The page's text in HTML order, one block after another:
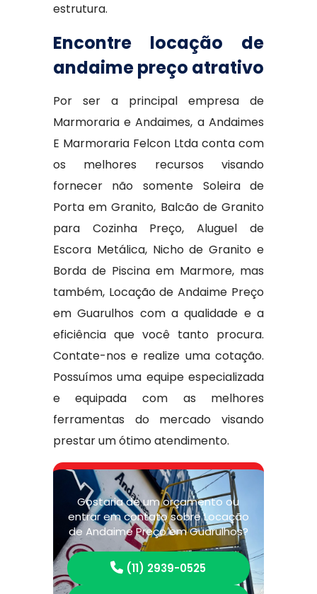
estrutura.
Encontre locação de
andaime preço atrativo
Por ser a principal empresa de
Marmoraria e Andaimes, a Andaimes
E Marmoraria Felcon Ltda conta com
os melhores recursos visando
fornecer não somente Soleira de
Porta em Granito, Balcão de Granito
para Cozinha Preço, Aluguel de
Escora Metálica, Nicho de Granito e
Borda de Piscina em Marmore, mas
também, Locação de Andaime Preço
em Guarulhos com a qualidade e a
eficiência que você tanto procura.
Contate-nos e realize uma cotação.
Possuímos uma equipe especializada
e equipada com as melhores
ferramentas do mercado visando
prestar um ótimo atendimento.
Gostaria de um orçamento ou
entrar em contato sobre Locação
de Andaime Preço em Guarulhos?
(11) 2939-0525